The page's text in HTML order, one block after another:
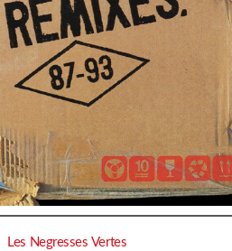
Les Negresses Vertes